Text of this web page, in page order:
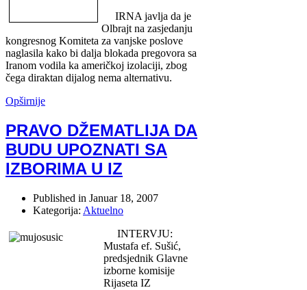
IRNA javlja da je
Olbrajt na zasjedanju
kongresnog Komiteta za vanjske poslove
naglasila kako bi dalja blokada pregovora sa
Iranom vodila ka američkoj izolaciji, zbog
čega diraktan dijalog nema alternativu.
Opširnije
PRAVO DŽEMATLIJA DA
BUDU UPOZNATI SA
IZBORIMA U IZ
Published in Januar 18, 2007
Kategorija: Aktuelno
INTERVJU:
Mustafa ef. Sušić,
predsjednik Glavne
izborne komisije
Rijaseta IZ